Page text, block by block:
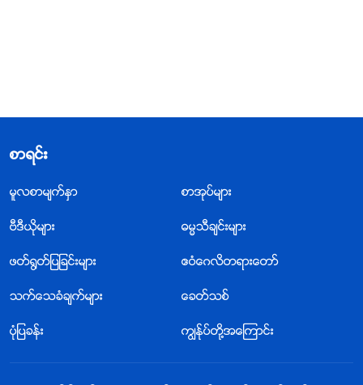
စာရင္း
မူလစာမ်က္ႏွာ စာအုပ္မ်ား
ဗီဒီယိုမ်ား ဓမၼသီခ်င္းမ်ား
ဖတ္႐ြတ္ျပျခင္းမ်ား ဧဝံေဂလိတရားေတာ္
သက္ေသခံခ်က္မ်ား ေခတ္သစ္
ပုံျပခန္း ကြၽန္ုပ္တို႔အေၾကာင္း